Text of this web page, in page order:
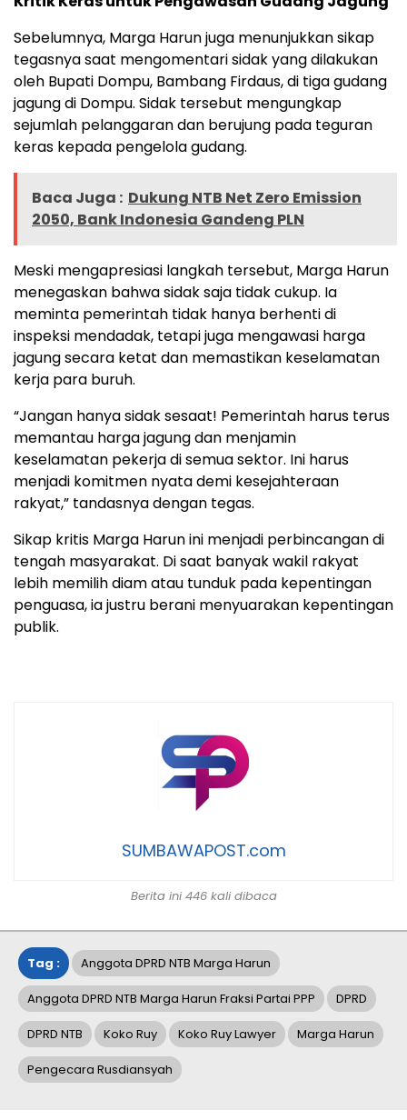
Sebelumnya, Marga Harun juga menunjukkan sikap
tegasnya saat mengomentari sidak yang dilakukan
oleh Bupati Dompu, Bambang Firdaus, di tiga gudang
jagung di Dompu. Sidak tersebut mengungkap
sejumlah pelanggaran dan berujung pada teguran
keras kepada pengelola gudang.
Baca Juga : Dukung NTB Net Zero Emission
2050, Bank Indonesia Gandeng PLN
Meski mengapresiasi langkah tersebut, Marga Harun
menegaskan bahwa sidak saja tidak cukup. Ia
meminta pemerintah tidak hanya berhenti di
inspeksi mendadak, tetapi juga mengawasi harga
jagung secara ketat dan memastikan keselamatan
kerja para buruh.
“Jangan hanya sidak sesaat! Pemerintah harus terus
memantau harga jagung dan menjamin
keselamatan pekerja di semua sektor. Ini harus
menjadi komitmen nyata demi kesejahteraan
rakyat,” tandasnya dengan tegas.
Sikap kritis Marga Harun ini menjadi perbincangan di
tengah masyarakat. Di saat banyak wakil rakyat
lebih memilih diam atau tunduk pada kepentingan
penguasa, ia justru berani menyuarakan kepentingan
publik.
SUMBAWAPOST.com
Berita ini 446 kali dibaca
Tag : Anggota DPRD NTB Marga Harun
Anggota DPRD NTB Marga Harun Fraksi Partai PPP DPRD
DPRD NTB Koko Ruy Koko Ruy Lawyer Marga Harun
Pengecara Rusdiansyah